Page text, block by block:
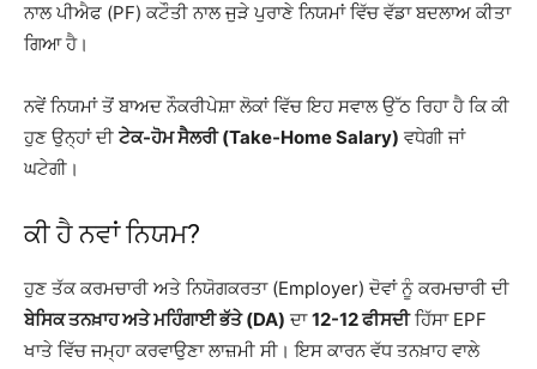
ਨਾਲ ਪੀਐਫ (PF) ਕਟੌਤੀ ਨਾਲ ਜੁੜੇ ਪੁਰਾਣੇ ਨਿਯਮਾਂ ਵਿੱਚ ਵੱਡਾ ਬਦਲਾਅ ਕੀਤਾ
ਗਿਆ ਹੈ।
ਨਵੇਂ ਨਿਯਮਾਂ ਤੋਂ ਬਾਅਦ ਨੌਕਰੀਪੇਸ਼ਾ ਲੋਕਾਂ ਵਿੱਚ ਇਹ ਸਵਾਲ ਉੱਠ ਰਿਹਾ ਹੈ ਕਿ ਕੀ
ਹੁਣ ਉਨ੍ਹਾਂ ਦੀਟੇਕ-ਹੋਮ ਸੈਲਰੀ (Take-Home Salary) ਵਧੇਗੀ ਜਾਂ
ਘਟੇਗੀ।
ਕੀ ਹੈ ਨਵਾਂ ਨਿਯਮ?
ਹੁਣ ਤੱਕ ਕਰਮਚਾਰੀ ਅਤੇ ਨਿਯੋਗਕਰਤਾ (Employer) ਦੋਵਾਂ ਨੂੰ ਕਰਮਚਾਰੀ ਦੀ
ਬੇਸਿਕ ਤਨਖ਼ਾਹ ਅਤੇ ਮਹਿੰਗਾਈ ਭੱਤੇ (DA) ਦਾ12-12 ਫੀਸਦੀਹਿੱਸਾ EPF
ਖਾਤੇ ਵਿੱਚ ਜਮ੍ਹਾ ਕਰਵਾਉਣਾ ਲਾਜ਼ਮੀ ਸੀ। ਇਸ ਕਾਰਨ ਵੱਧ ਤਨਖ਼ਾਹ ਵਾਲੇ